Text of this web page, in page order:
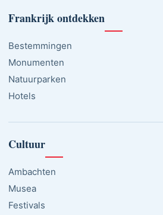
Frankrijk ontdekken
Bestemmingen
Monumenten
Natuurparken
Hotels
Cultuur
Ambachten
Musea
Festivals